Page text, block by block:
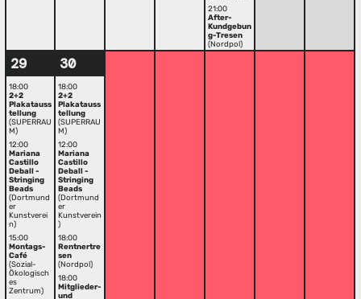
21:00
After-
Kundgebun
g-Tresen
(Nordpol)
29
18:00
2+2
Plakatauss
tellung
(SUPERRAU
M)
12:00
Mariana
Castillo
Deball -
Stringing
Beads
(Dortmund
er
Kunstverei
n)
15:00
Montags-
Café
(Sozial-
Ökologisch
es
Zentrum)
30
18:00
2+2
Plakatauss
tellung
(SUPERRAU
M)
12:00
Mariana
Castillo
Deball -
Stringing
Beads
(Dortmund
er
Kunstverein
)
18:00
Rentnertre
sen
(Nordpol)
18:00
Mitglieder-
und